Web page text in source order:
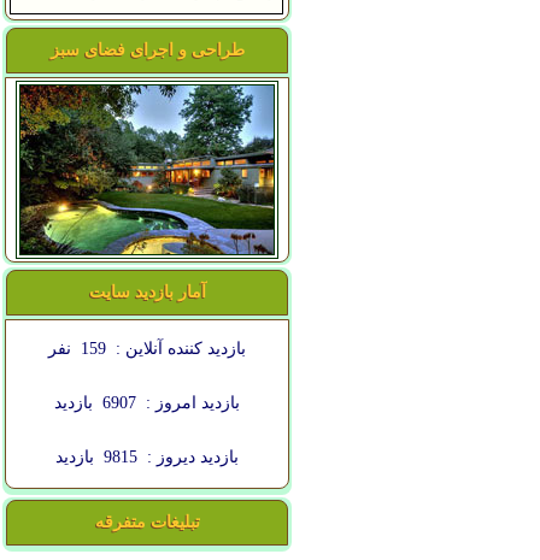
طراحی و اجرای فضای سبز
آمار بازدید سایت
بازدید کننده آنلاین : 159 نفر
بازدید امروز : 6907 بازدید
بازدید دیروز : 9815 بازدید
تبلیغات متفرقه